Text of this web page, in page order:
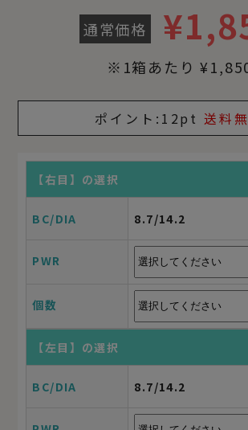
通常価格 ¥
※1箱あたり
¥
¥
¥
¥
¥
¥
ポイント: 12pt 送料
【右目】 の選択
BC/DIA 8.7/14.2
PWR
個数
【左目】 の選択
BC/DIA 8.7/14.2
【右目】 の選択
BC/DIA 8.7/14.2
PWR
個数 1
【左目】 の選択
BC/DIA 8.7/14.2
PWR
【右目】 の選択
BC/DIA 8.7/14.2
PWR
個数 2
【左目】 の選択
BC/DIA 8.7/14.2
PWR
【右目】 の選択
BC/DIA 8.7/14.2
PWR
個数 3
【左目】 の選択
BC/DIA 8.7/14.2
PWR
【右目】 の選択
BC/DIA 8.7/14.2
PWR
個数 4
【左目】 の選択
BC/DIA 8.7/14.2
PWR
【右目】 の選択
BC/DIA 8.7/14.2
PWR
個数 5
【左目】 の選択
BC/DIA 8.7/14.2
PWR
【右目】 の選択
BC/DIA 8.7/14.2
PWR
個数 6
【左目】 の選択
BC/DIA 8.7/14.2
PWR